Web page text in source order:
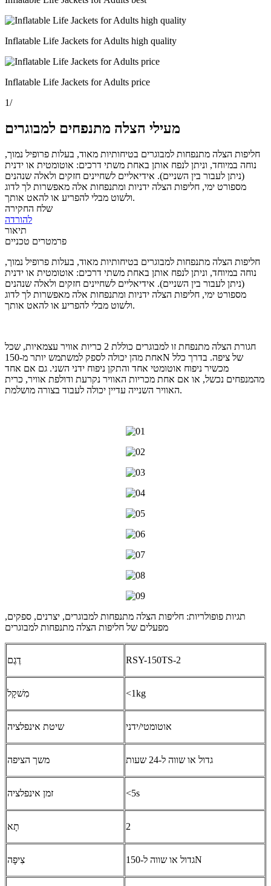
Inflatable Life Jackets for Adults high quality
Inflatable Life Jackets for Adults price
1/
מעילי הצלה מתנפחים למבוגרים
חליפות הצלה מתנפחות למבוגרים בטיחותיות מאוד, בעלות פרופיל נמוך,
נוחה במיוחד, וניתן לנפח אותן באחת משתי דרכים: אוטומטית או ידנית
(ניתן לעבור בין השניים). אידיאליים לשחיינים חזקים ולאלה שנהנים
מספורט ימי, חליפות הצלה ידניות ומתנפחות אלה מאפשרות לך לדוג
ולשוט מבלי להפריע או להאט אותך.
שלח החקירה
להורדה
תיאור
פרמטרים טכניים
חליפות הצלה מתנפחות למבוגרים בטיחותיות מאוד, בעלות פרופיל נמוך,
נוחה במיוחד, וניתן לנפח אותן באחת משתי דרכים: אוטומטית או ידנית
(ניתן לעבור בין השניים). אידיאליים לשחיינים חזקים ולאלה שנהנים
מספורט ימי, חליפות הצלה ידניות ומתנפחות אלה מאפשרות לך לדוג
ולשוט מבלי להפריע או להאט אותך.
חגורת הצלה מתנפחת זו למבוגרים כוללת 2 כריות אוויר עצמאיות, שכל
אחת מהן יכולה לספק למשתמש יותר מ-150N של ציפה. בדרך כלל
מכשיר ניפוח אוטומטי אחד והתקן ניפוח ידני השני. גם אם אחד
מהמנפחים נכשל, או אם אחת מכריות האוויר נקרעת ודולפת אוויר, כרית
האוויר השנייה עדיין יכולה לעבוד בצורה מושלמת.
תגיות פופולריות: חליפות הצלה מתנפחות למבוגרים, יצרנים, ספקים,
מפעלים של חליפות הצלה מתנפחות למבוגרים
דֶגֶם RSY-150TS-2
מִשׁקָל <1kg
שיטת אינפלציה אוטומטי/ידני
משך הציפה גדול או שווה ל-24 שעות
זמן אינפלציה <5s
תָא 2
צִיפָה גדול או שווה ל-150N